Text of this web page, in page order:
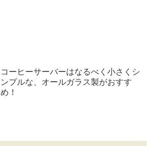
コーヒーサーバーはなるべく小さくシ
ンプルな、オールガラス製がおすす
め！